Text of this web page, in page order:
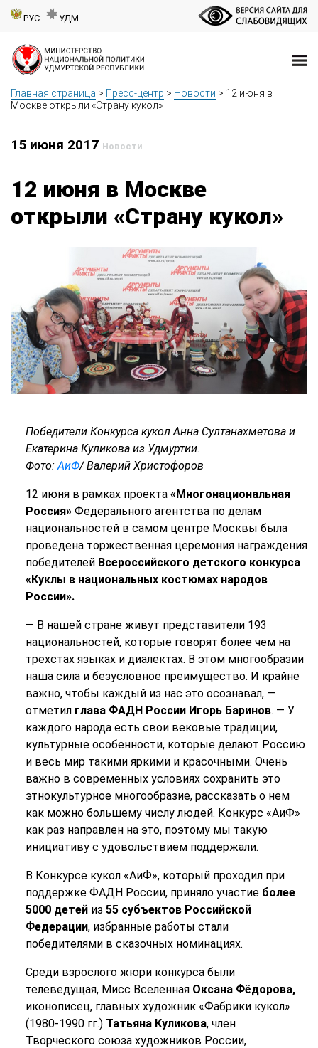
РУС УДМ
Главная страница > Пресс-центр > Новости > 12 июня в
Москве открыли «Страну кукол»
15 июня 2017 Новости
12 июня в Москве
открыли «Страну кукол»
Победители Конкурса кукол Анна Султанахметова и
Екатерина Куликова из Удмуртии.
Фото: АиФ/ Валерий Христофоров
12 июня в рамках проекта «Многонациональная
Россия»Федерального агентства по делам
национальностей в самом центре Москвы была
проведена торжественная церемония награждения
победителей Всероссийского детского конкурса
«Куклы в национальных костюмах народов
России».
— В нашей стране живут представители 193
национальностей, которые говорят более чем на
трехстах языках и диалектах. В этом многообразии
наша сила и безусловное преимущество. И крайне
важно, чтобы каждый из нас это осознавал, —
отметил глава ФАДН России Игорь Баринов. — У
каждого народа есть свои вековые традиции,
культурные особенности, которые делают Россию
и весь мир такими яркими и красочными. Очень
важно в современных условиях сохранить это
этнокультурное многообразие, рассказать о нем
как можно большему числу людей. Конкурс «АиФ»
как раз направлен на это, поэтому мы такую
инициативу с удовольствием поддержали.
В Конкурсе кукол «АиФ», который проходил при
поддержке ФАДН России, приняло участие более
5000 детей из 55 субъектов Российской
Федерации, избранные работы стали
победителями в сказочных номинациях.
Среди взрослого жюри конкурса были
телеведущая, Мисс ВселеннаяОксана Фёдорова,
иконописец, главных художник «Фабрики кукол»
(1980-1990 гг.) Татьяна Куликова, член
Творческого союза художников России,